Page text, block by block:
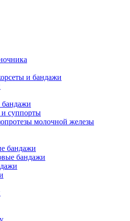
и бандажи
бандажи
суппорты
молочной железы
бандажи
бандажи